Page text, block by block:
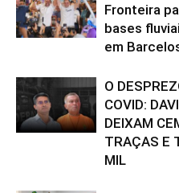
Fronteira
bases
em
O
COVID:
DEIXAM
TRAÇAS E
MIL